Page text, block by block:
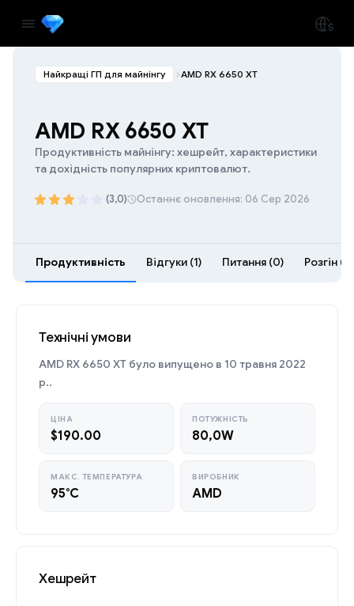
Найкращі ГП для майнінгу AMD RX 6650 XT
AMD RX 6650 XT
Продуктивність майнінгу: хешрейт, характеристики
та дохідність популярних криптовалют.
(3,0) Останнє оновлення: 06 Сер 2026
Продуктивність Відгуки (1) Питання (0) Розгін (9)
Технічні умови
AMD RX 6650 XT було випущено в 10 травня 2022
р..
ЦІНА
$190.00
ПОТУЖНІСТЬ
80,0W
МАКС. ТЕМПЕРАТУРА
95°C
ВИРОБНИК
AMD
Хешрейт